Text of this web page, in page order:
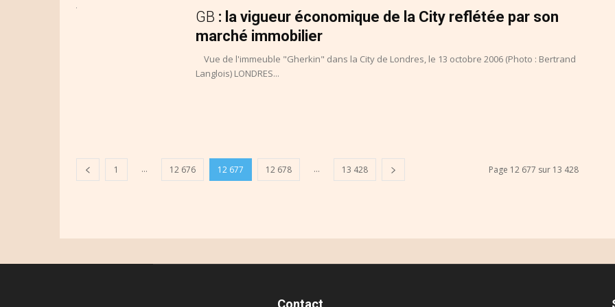
GB : la vigueur économique de la City reflétée par son
marché immobilier
Vue de l'immeuble "Gherkin" dans la City de Londres, le 13 octobre 2006 (Photo : Bertrand
Langlois) LONDRES...
1 ... 12 676 12 677 12 678 ... 13 428 Page 12 677 sur 13 428
Contact